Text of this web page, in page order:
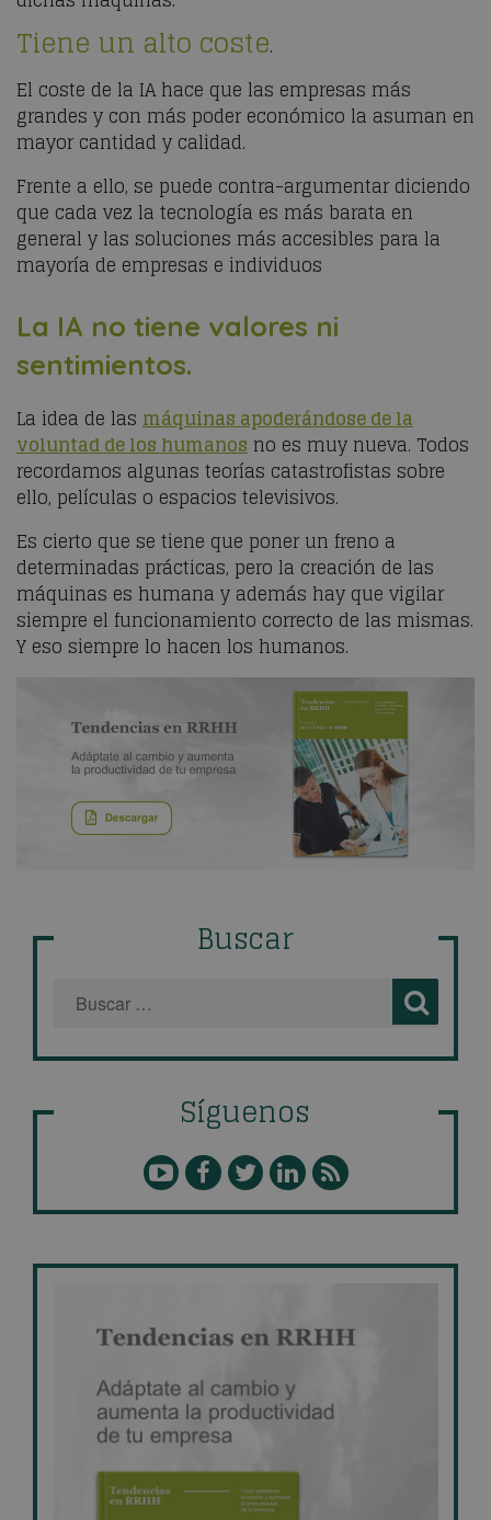
Tiene un alto coste.
El coste de la IA hace que las empresas más
grandes y con más poder económico la asuman en
mayor cantidad y calidad.
Frente a ello, se puede contra-argumentar diciendo
que cada vez la tecnología es más barata en
general y las soluciones más accesibles para la
mayoría de empresas e individuos
La IA no tiene valores ni
sentimientos.
La idea de las máquinas apoderándose de la
voluntad de los humanos no es muy nueva. Todos
recordamos algunas teorías catastrofistas sobre
ello, películas o espacios televisivos.
Es cierto que se tiene que poner un freno a
determinadas prácticas, pero la creación de las
máquinas es humana y además hay que vigilar
siempre el funcionamiento correcto de las mismas.
Y eso siempre lo hacen los humanos.
Buscar
Síguenos